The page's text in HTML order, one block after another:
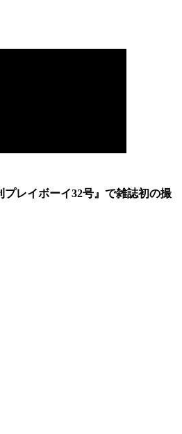
プレイボーイ32号』で雑誌初の撮